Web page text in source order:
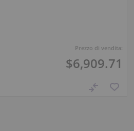
Prezzo di vendita:
$6,909.71